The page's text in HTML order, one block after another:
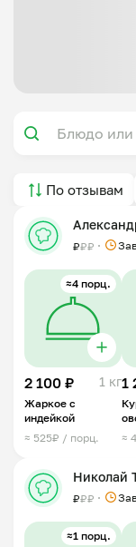
По отзывам
₽₽₽
≈4 порц.
2 100 ₽ 1 кг
Жаркое с
индейкой
≈ 525₽ / порц.
1
≈
Николай
₽₽₽
≈1 порц.